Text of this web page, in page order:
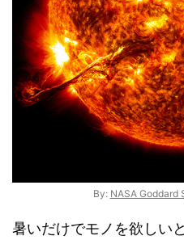
By: NASA Goddard
暑いだけでモノを欲しい